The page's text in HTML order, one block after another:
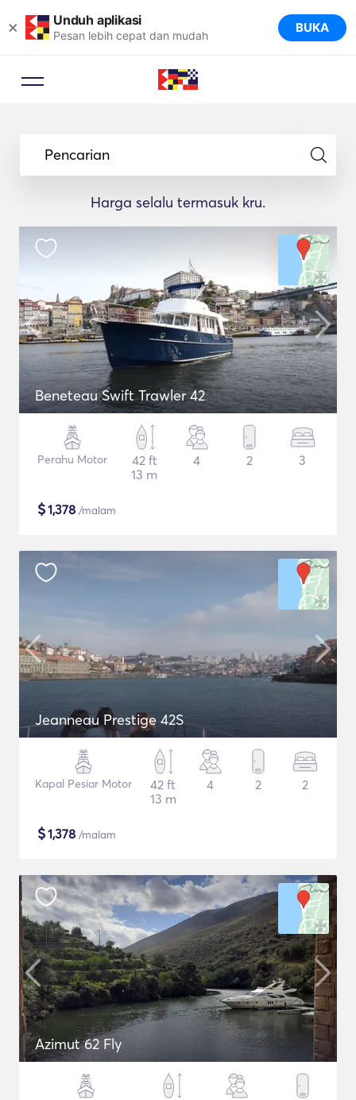
× Unduh aplikasi
Pesan lebih cepat dan mudah BUKA
Pencarian
Harga selalu termasuk kru.
Beneteau Swift Trawler 42
Perahu Motor
42 ft
13 m
4 2 3
$1,378 /malam
Jeanneau Prestige 42S
Kapal Pesiar Motor
42 ft
13 m
4 2 2
$1,378 /malam
Azimut 62 Fly